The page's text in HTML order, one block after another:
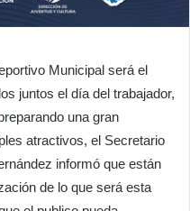
Municipal será el
juntos el día del trabajador,
una gran
atractivos, el Secretario
informó que están
de lo que será esta